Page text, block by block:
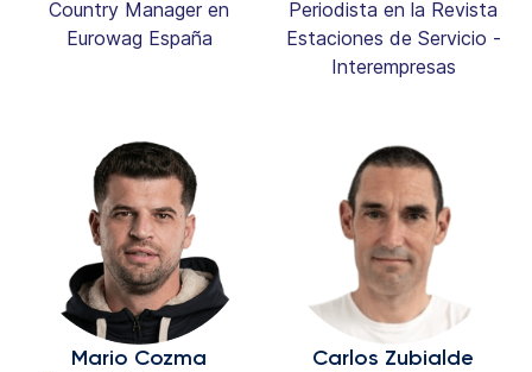
Country Manager en
Eurowag España
Periodista en la Revista
Estaciones de Servicio -
Interempresas
Mario Cozma Carlos Zubialde